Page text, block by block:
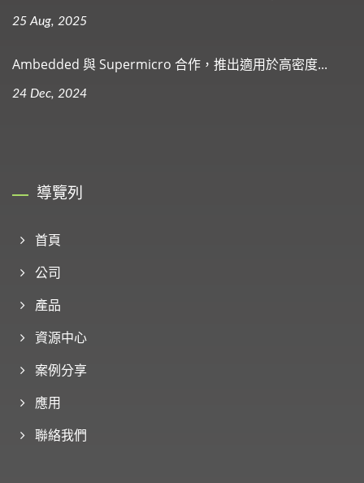
25 Aug, 2025
Ambedded 與 Supermicro 合作，推出適用於高密度...
24 Dec, 2024
導覽列
首頁
公司
產品
資源中心
案例分享
應用
聯絡我們